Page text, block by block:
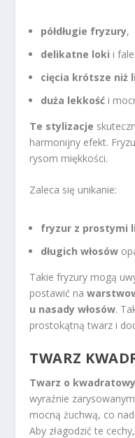
półdługie fryzury,
delikatne loki i
cięcia krótsze niż
duża lekkość i
Te stylizacje
harmonijny efekt.
rysom miękkości.
Zaleca się unikanie:
fryzur z prostymi
długich włosów
Takie fryzury mogą
postawić na
u nasady włosów.
prostokątną twarz i
TWARZ
Twarz o
wyraźnie
mocną żuchwą, co
Aby złagodzić te